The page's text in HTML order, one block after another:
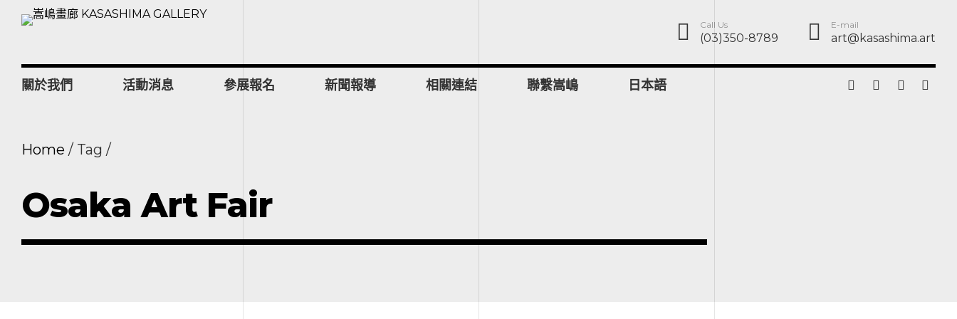
Call Us
(03)350-8789
E-mail
art@kasashima.art
關於我們 活動消息 參展報名 新聞報導 相關連結 聯繫嵩嶋 日本語
Home Tag
Osaka Art Fair